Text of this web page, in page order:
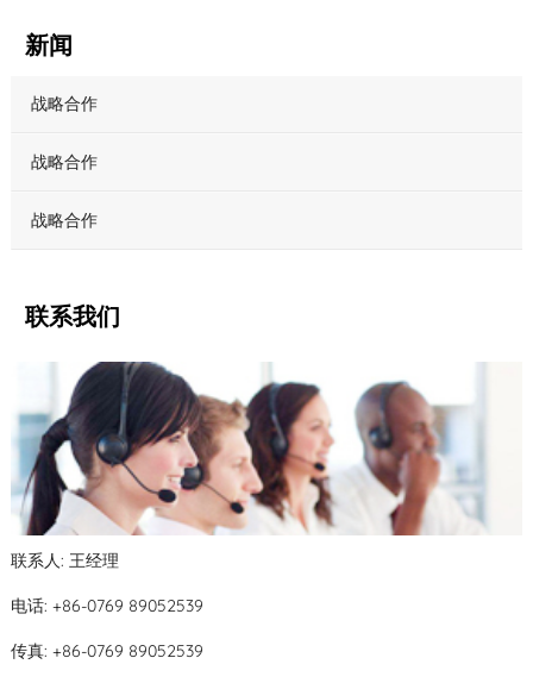
新闻
战略合作
战略合作
战略合作
联系我们
联系人: 王经理
电话: +86-0769 89052539
传真: +86-0769 89052539